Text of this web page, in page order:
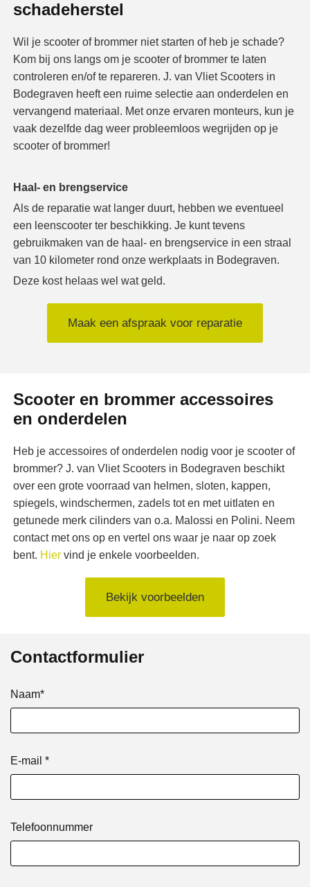
schadeherstel
Wil je scooter of brommer niet starten of heb je schade?
Kom bij ons langs om je scooter of brommer te laten
controleren en/of te repareren. J. van Vliet Scooters in
Bodegraven heeft een ruime selectie aan onderdelen en
vervangend materiaal. Met onze ervaren monteurs, kun je
vaak dezelfde dag weer probleemloos wegrijden op je
scooter of brommer!
Haal- en brengservice
Als de reparatie wat langer duurt, hebben we eventueel
een leenscooter ter beschikking. Je kunt tevens
gebruikmaken van de haal- en brengservice in een straal
van 10 kilometer rond onze werkplaats in Bodegraven.
Deze kost helaas wel wat geld.
Maak een afspraak voor reparatie
Scooter en brommer accessoires
en onderdelen
Heb je accessoires of onderdelen nodig voor je scooter of
brommer? J. van Vliet Scooters in Bodegraven beschikt
over een grote voorraad van helmen, sloten, kappen,
spiegels, windschermen, zadels tot en met uitlaten en
getunede merk cilinders van o.a. Malossi en Polini. Neem
contact met ons op en vertel ons waar je naar op zoek
bent. Hier vind je enkele voorbeelden.
Bekijk voorbeelden
Contactformulier
Naam*
E-mail *
Telefoonnummer